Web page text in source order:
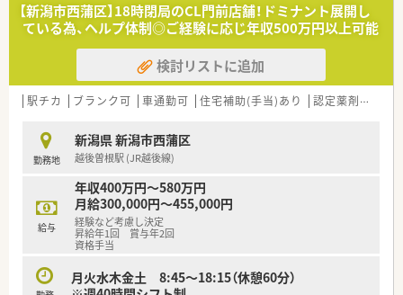
【新潟市西蒲区】18時閉局のCL門前店舗！ドミナント展開し
ている為、ヘルプ体制◎ご経験に応じ年収500万円以上可能
検討リストに追加
駅チカ ブランク可 車通勤可 住宅補助(手当)あり 認定薬剤師取得支援あり
勤務地
新潟県 新潟市西蒲区
越後曽根駅 (JR越後線)
給与
年収400万円～580万円
月給300,000円～455,000円
経験など考慮し決定
昇給年1回 賞与年2回
資格手当
月火水木金土 8:45～18:15（休憩60分）